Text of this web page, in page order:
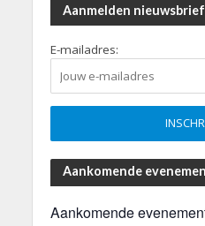
Aanmelden nieuwsbrief
E-mailadres:
Aankomende
Aankomende